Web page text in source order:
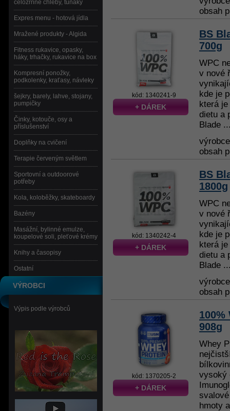
obsah
kód: 1340241-9
+ DÁREK
BS
700g
WPC
v nové
kde je
která
dietu a
Blade
obsah
kód: 1340242-4
+ DÁREK
BS
1800g
WPC
v nové
kde je
která
dietu a
Blade
obsah
kód: 1370205-2
+ DÁREK
100%
908g
Whey
vysoký
hmoty
celozrnné chleby, tuňáky
Expres menu - hotová jídla
Mražené produkty - Algida
Fitness rukavice, opasky,
háky, trhačky, rukavice na box
Kompresní ponožky,
podkolenky, kraťasy, návleky
šejkry, barely, lahve, stojany,
pumpičky
Činky, kotouče, osy a
příslušenství
Doplňky na cvičení
Terapie červeným světlem
Sportovní a outdoorové
potřeby
Kola, koloběžky, skateboardy
Bazény
Masážní, bylinné emulze,
koupelové soli, pleťové krémy
Knihy a časopisy
Ostatní
VÝROBCI
Výpis podle výrobců